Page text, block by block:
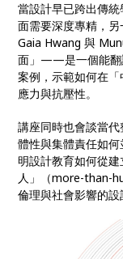
當設計早已跨出傳
面需要深度專精，
Gaia Hwang 與
面」——是一個能翻
案例，示範如何在
應力與抗壓性。
講座同時也會談當
體性與集體責任如
明設計教育如何從
人」（more-than-
倫理與社會影響的設